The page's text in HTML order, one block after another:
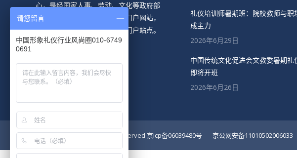
心，是经国家人事、劳动、文化等政府部
门支持下创立的形象礼仪行业门户网站，
是目前国内形象礼仪行业唯一门户站点。
礼仪培训师暑期班：院校教师与职
成主力
2026年6月29日
中国传统文化促进会文教委暑期礼
即将开班
2026年6月26日
© www.cnida.com all rights reserved 京icp备06039480号 京公网安备11010502006033
请您留言
中国形象礼仪行业风尚圈010-6749
0691